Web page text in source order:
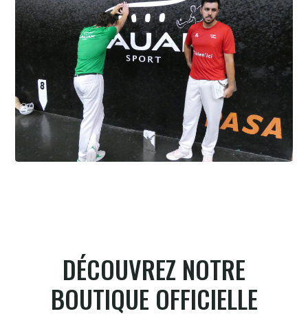
DÉCOUVREZ NOTRE
BOUTIQUE OFFICIELLE